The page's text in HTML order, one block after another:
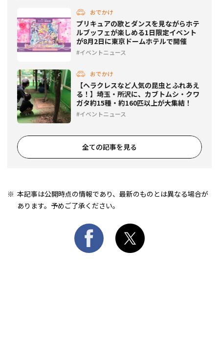
おでかけ
プリキュアの歌とダンスを見ながらホテ
ルブッフェが楽しめる1日限定イベント
が8月2日に東京ドームホテルで開催
イベントニュース
おでかけ
【ヘラクレスなど人気の昆虫とふれあえ
る！】埼玉・所沢に、カブトムシ・クワ
ガタ約15種・約160匹以上が大集結！
イベントニュース
全ての記事を見る
本記事は公開時点の情報であり、最新のものとは異なる場合が
あります。予めご了承ください。